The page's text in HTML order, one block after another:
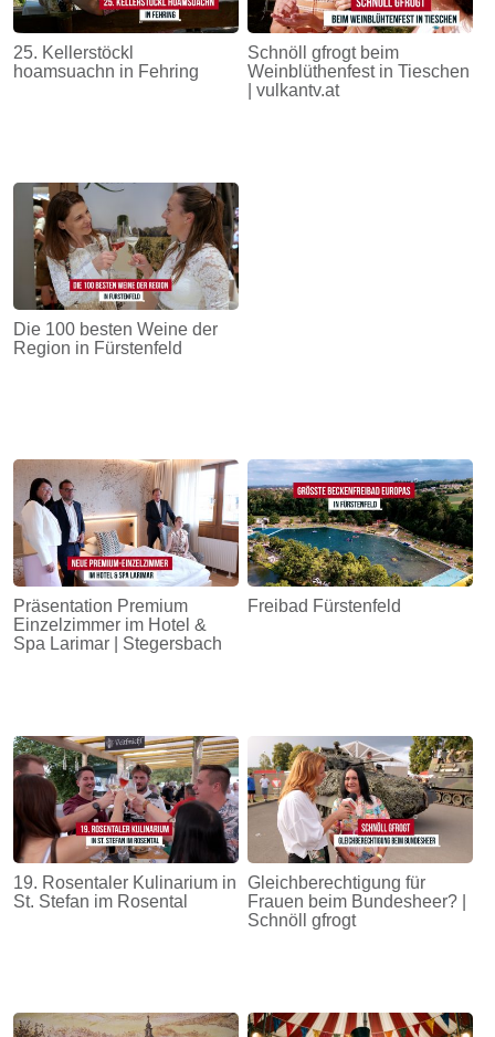
25. Kellerstöckl
hoamsuachn in Fehring
Schnöll gfrogt beim
Weinblüthenfest in Tieschen
| vulkantv.at
Die 100 besten Weine der
Region in Fürstenfeld
Präsentation Premium
Einzelzimmer im Hotel &
Spa Larimar | Stegersbach
Freibad Fürstenfeld
19. Rosentaler Kulinarium in
St. Stefan im Rosental
Gleichberechtigung für
Frauen beim Bundesheer? |
Schnöll gfrogt